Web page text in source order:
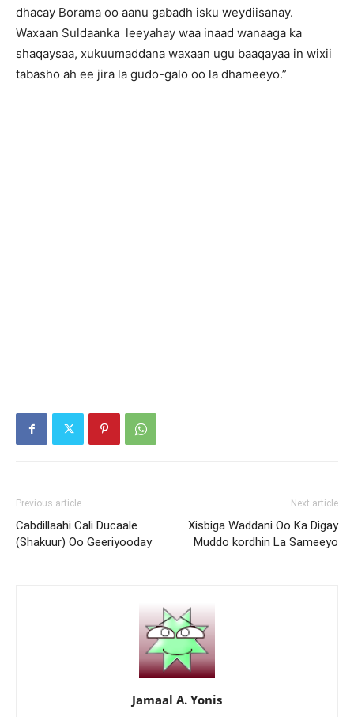
dhacay Borama oo aanu gabadh isku weydiisanay.
Waxaan Suldaanka leeyahay waa inaad wanaaga ka
shaqaysaa, xukuumaddana waxaan ugu baaqayaa in wixii
tabasho ah ee jira la gudo-galo oo la dhameeyo.”
Previous article
Cabdillaahi Cali Ducaale
(Shakuur) Oo Geeriyooday
Next article
Xisbiga Waddani Oo Ka Digay
Muddo kordhin La Sameeyo
Jamaal A. Yonis